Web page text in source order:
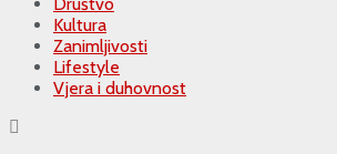
Kultura
Zanimljivosti
Lifestyle
Vjera i duhovnost